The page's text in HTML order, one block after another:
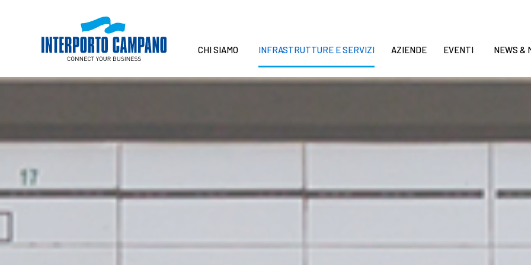
CHI SIAMO INFRASTRUTTURE E SERVIZI AZIENDE EVENTI NEWS &